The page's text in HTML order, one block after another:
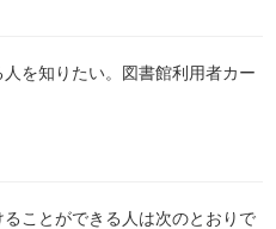
を知りたい。図書館利用者カー
ことができる人は次のとおりで